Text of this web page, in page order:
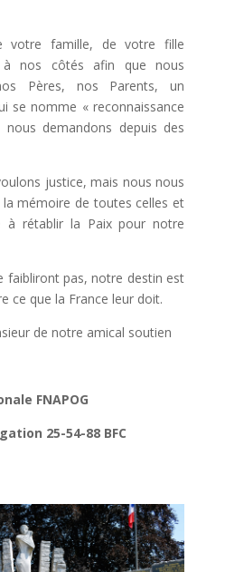
votre famille, de votre fille
à nos côtés afin que nous
Pères, nos Parents, un
se nomme « reconnaissance
demandons depuis des
justice, mais nous nous
mémoire de toutes celles et
à rétablir la Paix pour notre
faibliront pas, notre destin est
ce que la France leur doit.
de notre amical soutien
FNAPOG
25-54-88 BFC